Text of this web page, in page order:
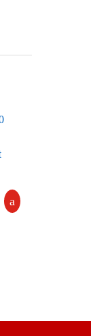
producto